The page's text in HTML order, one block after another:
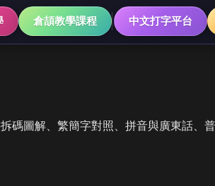
倉頡教學課程 中文打字平台
碼圖解、繁簡字對照、拼音與廣東話、